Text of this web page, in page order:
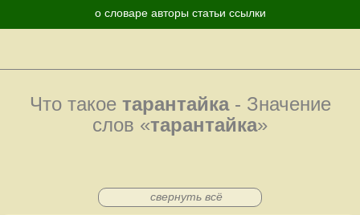
о словаре авторы статьи ссылки
Что такое тарантайка- Значение
слов «тарантайка»
свернуть всё